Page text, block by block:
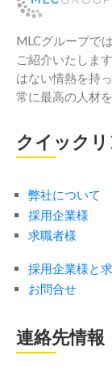
MLCグループで
ご紹介いたしま
はない情熱を持
常に最高の人材
クイックリ
弊社について
採用企業様
求職者様
採用企業様と
お問合せ
連絡先情報